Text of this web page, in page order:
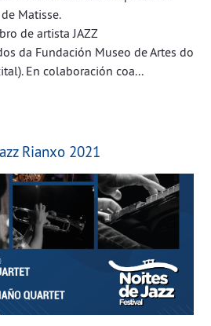
Matisse.
de artista JAZZ
da Fundación Museo de Artes do
En colaboración coa...
Rianxo 2021